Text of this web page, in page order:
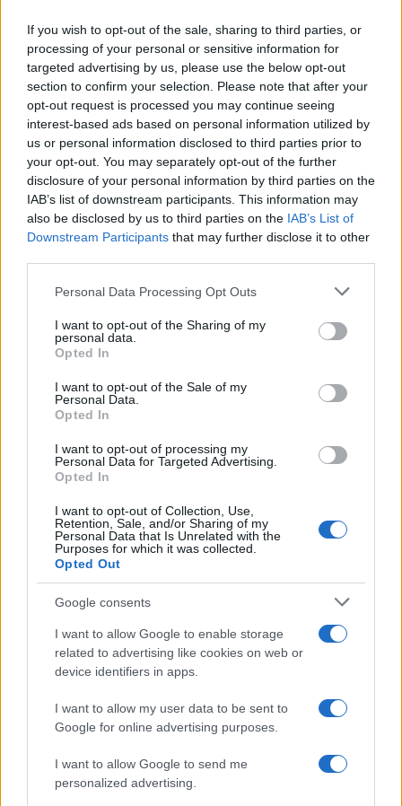
If you wish to opt-out of the sale, sharing to third parties, or
processing of your personal or sensitive information for
targeted advertising by us, please use the below opt-out
section to confirm your selection. Please note that after your
opt-out request is processed you may continue seeing
interest-based ads based on personal information utilized by
us or personal information disclosed to third parties prior to
your opt-out. You may separately opt-out of the further
disclosure of your personal information by third parties on the
IAB’s list of downstream participants. This information may
also be disclosed by us to third parties on the IAB’s List of
Downstream Participants that may further disclose it to other
Please note that this website/app uses one or more Google
not limited to your visit or usage behaviour. You may click to
grant or deny consent to Google and its third-party tags to
use your data for below specified purposes in below Google
consent section.
Personal Data Processing Opt Outs
I want to opt-out of the Sharing of my
personal data.
Opted In
I want to opt-out of the Sale of my
Personal Data.
Opted In
I want to opt-out of processing my
Personal Data for Targeted Advertising.
Opted In
I want to opt-out of Collection, Use,
Retention, Sale, and/or Sharing of my
Personal Data that Is Unrelated with the
Purposes for which it was collected.
Opted Out
Google consents
I want to allow Google to enable storage
related to advertising like cookies on web or
device identifiers in apps.
I want to allow my user data to be sent to
Google for online advertising purposes.
I want to allow Google to send me
personalized advertising.
Festival Franciacorta in Cantina 2023
Festival Franciacorta in Cantina nella sua quattordicesima
staff · 27 Lug 2023